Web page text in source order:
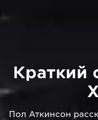
Краткий
Пол Аткинсон